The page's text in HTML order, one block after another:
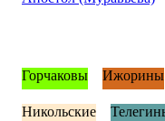
Горчаковы Ижорины
Никольские